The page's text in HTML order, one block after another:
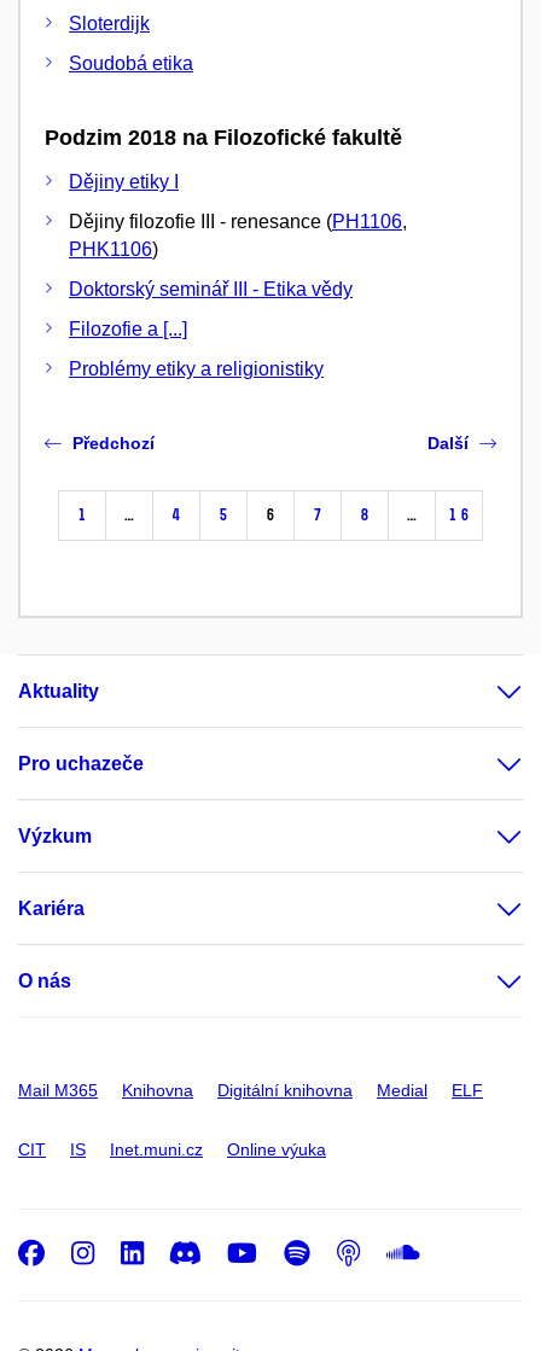
Sloterdijk
Soudobá etika
Podzim 2018 na Filozofické fakultě
Dějiny etiky I
Dějiny filozofie III - renesance (PH1106,
PHK1106)
Doktorský seminář III - Etika vědy
Filozofie a [...]
Problémy etiky a religionistiky
Předchozí
1 … 4 5 6 7 8 … 16
Další
Aktuality
Pro uchazeče
Výzkum
Kariéra
O nás
Mail M365 Knihovna Digitální knihovna Medial ELF
CIT IS Inet.muni.cz Online výuka
Facebook
Instagram
LinkedIn
DiscordYoutube
Spotify
Podcast